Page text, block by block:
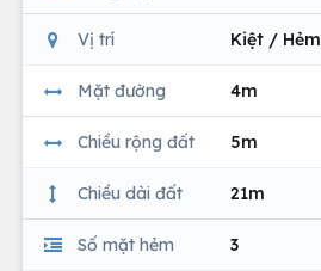
Vị trí Kiệt / Hẻm
Mặt đường 4m
Chiều rộng đất 5m
Chiều dài đất 21m
Số mặt hẻm 3